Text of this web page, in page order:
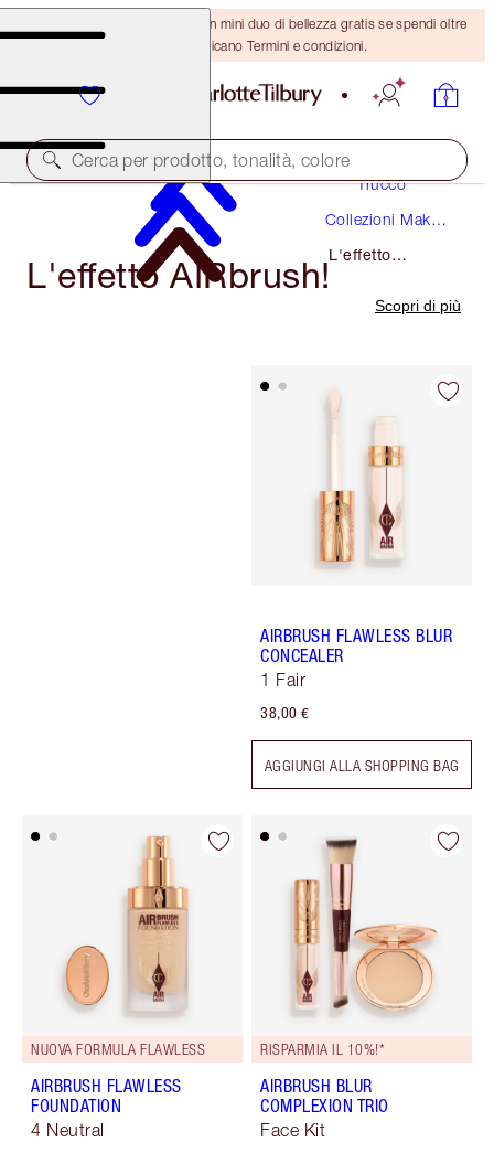
ULTIMA OCCASIONE! Ricevi un mini duo di bellezza gratis se spendi oltre
110 €! Si applicano Termini e condizioni.
Cerca per prodotto, tonalità, colore
Trucco
Collezioni Make-
L'effetto
L'effetto AIRbrush!
Scopri di più
AIRBRUSH FLAWLESS BLUR
CONCEALER
1 Fair
38,00 €
AGGIUNGI ALLA SHOPPING BAG
NUOVA FORMULA FLAWLESS
AIRBRUSH FLAWLESS
FOUNDATION
4 Neutral
RISPARMIA IL 10%!*
AIRBRUSH BLUR
COMPLEXION TRIO
Face Kit